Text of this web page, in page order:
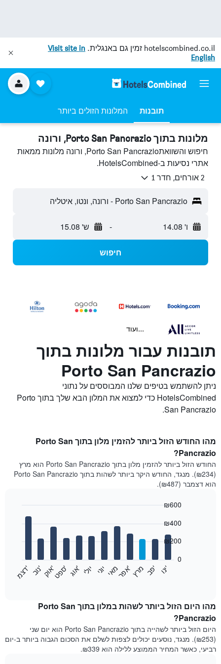
hotelscombined.co.il זמין גם באנגלית. Visit site in
English
תובנות המלונות הזולים ביותר
מלונות בתוך Porto San Pancrazio, ורונה
חיפוש והשוואתPorto San Pancrazio, ורונה מלונות ממאות
אתרי נסיעות ב-HotelsCombined.
2 אורחים, חדר 1
Porto San Pancrazio - ורונה, ונטו, איטליה
ו' 14.08 - ש' 15.08
חיפוש
...ועוד
תובנות עבור מלונות בתוך
Porto San Pancrazio
ניתן להשתמש בטיפים שלנו המבוססים על נתוני
HotelsCombined כדי למצוא את המלון הבא שלך בתוך Porto
San Pancrazio.
מהו החודש הזול ביותר להזמין מלון בתוך Porto San
Pancrazio?
החודש הזול ביותר להזמין מלון בתוך Porto San Pancrazio הוא מרץ
(₪234). מנגד, החודש היקר ביותר לשהות בתוך Porto San Pancrazio
הוא דצמבר (₪487).
מחיר
הממוצע
של
חדר
בכל
חודש
י
נ
ו
' פ
ב​​​​​​​
' מרץא
פ
ר
' מאי יוני יולי א
ו
ג
' ס
פ
ט
' א
ו
ק
' נ
ו
ב
' ד
צ
מ
'
0
₪200
₪400
₪600
מהו היום הזול ביותר לשהות במלון בתוך Porto San
Pancrazio?
היום הזול ביותר לשהייה בתוך Porto San Pancrazio הוא יום שני
(₪253). מנגד, נוסעים יכולים לצפות לשלם את הסכום הגבוה ביותר ב-יום
רביעי, כאשר המחיר הממוצע ללילה הוא ₪339.